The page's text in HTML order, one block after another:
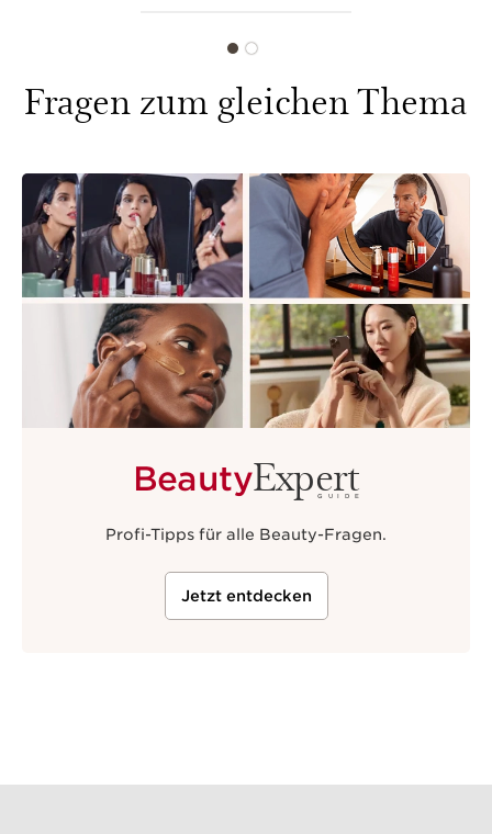
Fragen zum gleichen Thema
BeautyExpert
GUIDE
Profi-Tipps für alle Beauty-Fragen.
Jetzt entdecken